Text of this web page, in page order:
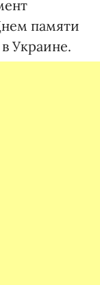
памяти
Украине.